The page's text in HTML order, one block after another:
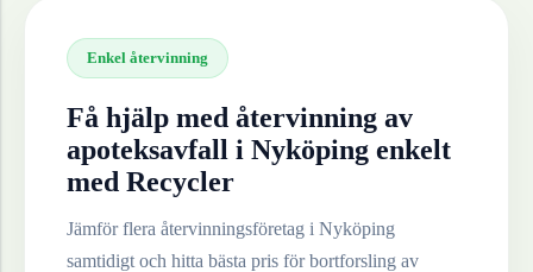
Enkel återvinning
Få hjälp med återvinning av
apoteksavfall i Nyköping enkelt
med Recycler
Jämför flera återvinningsföretag i Nyköping
samtidigt och hitta bästa pris för bortforsling av